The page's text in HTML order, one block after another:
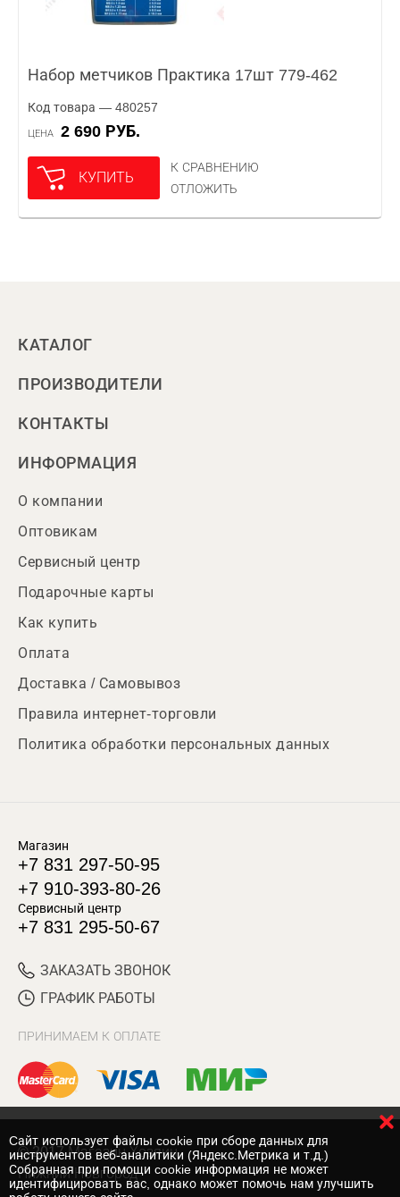
Набор метчиков Практика 17шт 779-462
Код товара — 480257
ЦЕНА 2 690 РУБ.
КУПИТЬ
К СРАВНЕНИЮ
ОТЛОЖИТЬ
КАТАЛОГ
ПРОИЗВОДИТЕЛИ
КОНТАКТЫ
ИНФОРМАЦИЯ
О компании
Оптовикам
Сервисный центр
Подарочные карты
Как купить
Оплата
Доставка / Самовывоз
Правила интернет-торговли
Политика обработки персональных данных
Магазин
+7 831 297-50-95
+7 910-393-80-26
Сервисный центр
+7 831 295-50-67
ЗАКАЗАТЬ ЗВОНОК
ГРАФИК РАБОТЫ
ПРИНИМАЕМ К ОПЛАТЕ
© 2017 Магазин Хозяин
Нижний Новгород
Cайт использует файлы cookie при сборе данных для
инструментов веб-аналитики (Яндекс.Метрика и т.д.)
Собранная при помощи cookie информация не может
идентифицировать вас, однако может помочь нам улучшить